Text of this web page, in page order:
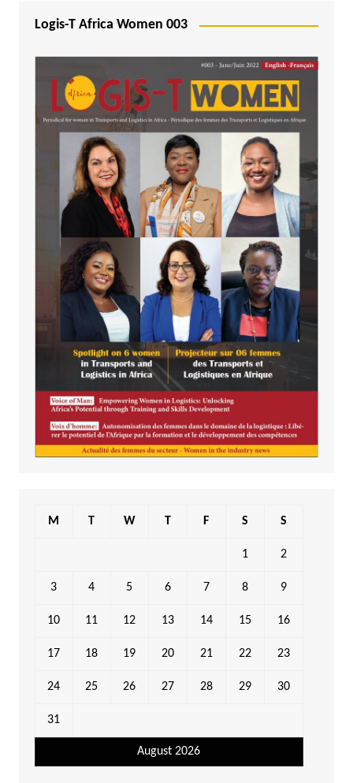
Logis-T Africa Women 003
August 2026
M T W T F S S
1 2
3 4 5 6 7 8 9
10 11 12 13 14 15 16
17 18 19 20 21 22 23
24 25 26 27 28 29 30
31